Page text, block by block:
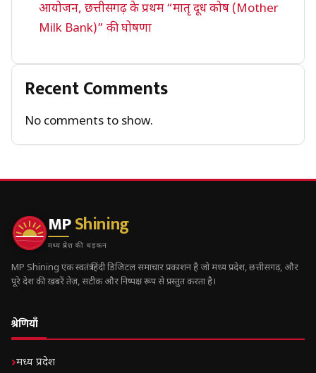
आयोजन, छत्तीसगढ़ के प्रथम “मातृ दूध कोष (Mother
Milk Bank)” की घोषणा
Recent Comments
No comments to show.
MPShining
मध्य प्रदेश की धड़कन
MP Shining एक स्वतंत्र हिंदी डिजिटल समाचार प्रकाशन है जो मध्य प्रदेश, छत्तीसगढ़, और
पूरे देश की ख़बरें तेज़, सटीक और निष्पक्ष रूप से प्रस्तुत करता है।
श्रेणियाँ
मध्य प्रदेश